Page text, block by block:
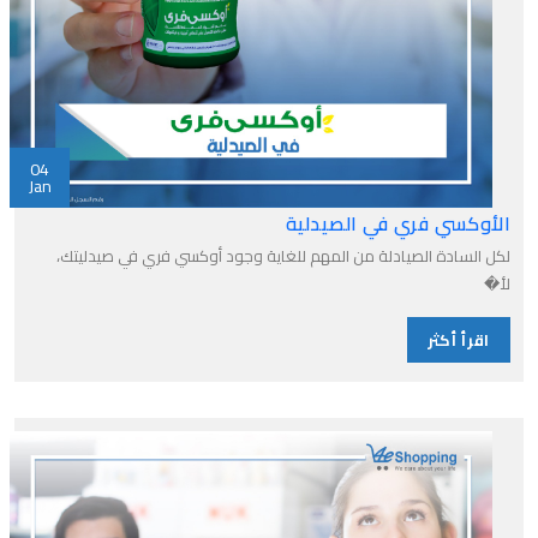
04
Jan
الأوكسي فري في الصيدلية
لكل السادة الصيادلة من المهم للغاية وجود أوكسي فري في صيدليتك،
لأ�
اقرأ أكثر